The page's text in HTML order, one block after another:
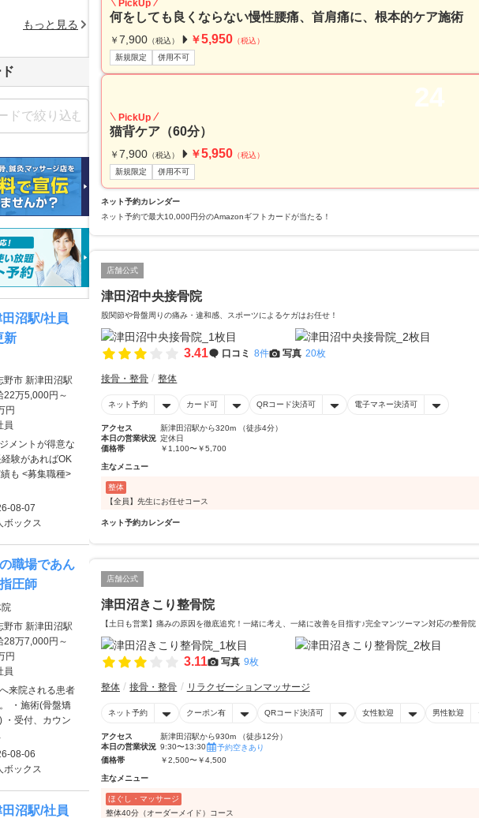
PickUp
何をしても良くならない慢性腰痛、首肩痛に、根本的ケア施術
￥ 7,900 （税込） ￥5,950 （税込）
新規限定
併用不可
24
PickUp
猫背ケア（60分）
￥ 7,900 （税込） ￥5,950 （税込）
新規限定
併用不可
ネット予約カレンダー
ネット予約で最大10,000円分のAmazonギフトカードが当たる！
店舗公式
津田沼中央接骨院
股関節や骨盤周りの痛み・違和感、スポーツによるケガはお任せ！
3.41 口コミ 8件 写真 20枚
接骨・整骨 整体
ネット予約 カード可 QRコード決済可 電子マネー決済可
アクセス
新津田沼駅から320m （徒歩4分）
本日の営業状況 定休日
価格帯
￥1,100〜￥5,700
主なメニュー
整体
【全員】先生にお任せコース
ネット予約カレンダー
店舗公式
津田沼きこり整骨院
【土日も営業】痛みの原因を徹底追究！一緒に考え、一緒に改善を目指す♪完全マンツーマン対応の整骨院
3.11 写真 9枚
整体 接骨・整骨 リラクゼーションマッサージ
ネット予約 クーポン有 QRコード決済可 女性歓迎 男性歓迎
アクセス
新津田沼駅から930m （徒歩12分）
本日の営業状況 9:30〜13:30
予約空きあり
価格帯
￥2,500〜￥4,500
主なメニュー
ほぐし・マッサージ
整体40分（オーダーメイド）コース
もっと見る
沼駅/社員
新
野市 新津田沼駅
22万5,000円～
円
員
メントが得意な
験があればOK
も <募集職種>
08-07
ボックス
職場であん
圧師
野市 新津田沼駅
28万7,000円～
円
員
来院される患者
・施術(骨盤矯
・受付、カウン
08-06
ボックス
沼駅/社員